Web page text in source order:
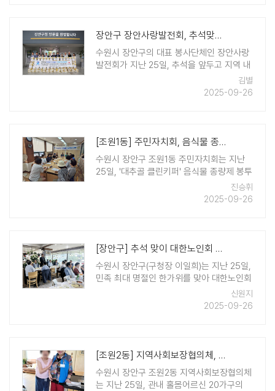
장안구 장안사랑발전회, 추석맞이 쌀 나눔으로 소외계층에 희망 전해
수원시 장안구의 대표 봉사단체인 장안사랑
발전회가 지난 25일, 추석을 앞두고 지역 내
어려운 이웃들을 위한 따뜻한 나눔을 실천했
다. 이번 행사에서는 장안사랑발전회가 160
김별
2025-09-26
[조원1동] 주민자치회, 음식물 종량제 봉투 보관함 보급 사업 성과공유회 ..
수원시 장안구 조원1동 주민자치회는 지난
25일, '대추골 클린키퍼' 음식물 종량제 봉투
보관함 보급 사업의 성과공유회를 열었다.
이번 공유회는 지난달 보급된 보관함의 사후
진승휘
2025-09-26
[장안구] 추석 맞이 대한노인회 수원시 장안구지회 및 각 동 경로당협의회와 ..
수원시 장안구(구청장 이일희)는 지난 25일,
민족 최대 명절인 한가위를 맞아 대한노인회
수원시장안구지회 임원진과 각 동 경로당협
의회장을 초청해 지역 어르신들의 노고를 격
신원지
2025-09-26
[조원2동] 지역사회보장협의체, 매월 건강음료와 함께하는 일상 안부 지원,..
수원시 장안구 조원2동 지역사회보장협의체
는 지난 25일, 관내 홀몸어르신 20가구의